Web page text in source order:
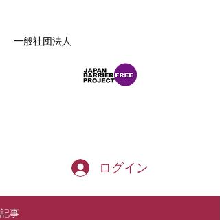
一般社団法人
ログイン
記事